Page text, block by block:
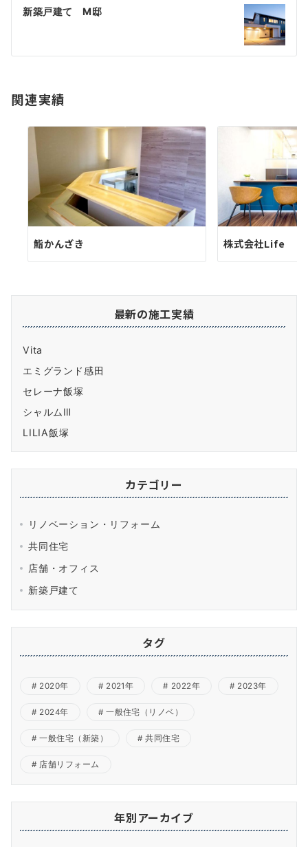
ゲ
シ
ン
新築戸建て M邸
関連実績
鮨かんざき 株式会社Life
最新の施工実績
Vita
エミグランド感田
セレーナ飯塚
シャルムⅢ
LILIA飯塚
カテゴリー
リノベーション・リフォーム
共同住宅
店舗・オフィス
新築戸建て
タグ
2020年 2021年 2022年 2023年
2024年 一般住宅（リノベ）
一般住宅（新築） 共同住宅
店舗リフォーム
年別アーカイブ